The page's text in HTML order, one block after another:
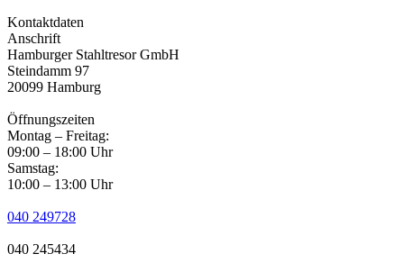
Kontaktdaten
Anschrift
Hamburger Stahltresor GmbH
Steindamm 97
20099 Hamburg
Öffnungszeiten
Montag – Freitag:
09:00 – 18:00 Uhr
Samstag:
10:00 – 13:00 Uhr
040 249728
040 245434